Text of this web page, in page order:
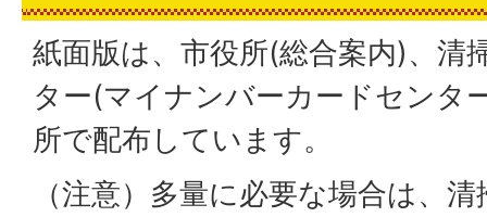
紙面版は、市役所(総合案内)、清
ター(マイナンバーカードセンタ
所で配布しています。
（注意）多量に必要な場合は、